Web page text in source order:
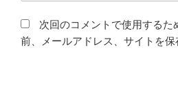
次回のコメントで使用するた
前、メールアドレス、サイトを保